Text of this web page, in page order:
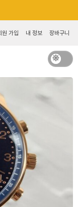
원 가입 내 정보 장바구니